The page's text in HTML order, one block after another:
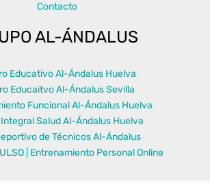
Contacto
AL-ÁNDALUS
Educativo Al-Ándalus Huelva
Educaitvo Al-Ándalus Sevilla
Funcional Al-Ándalus Huelva
Salud Al-Ándalus Huelva
de Técnicos Al-Ándalus
| Entrenamiento Personal Online